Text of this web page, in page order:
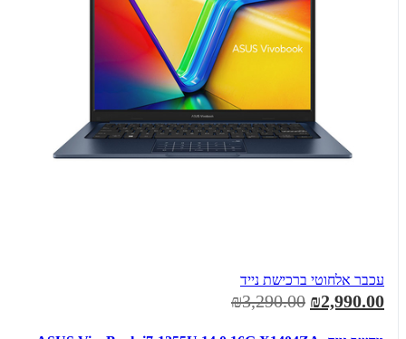
עכבר אלחוטי ברכישת נייד
₪2,990.00
₪3,290.00